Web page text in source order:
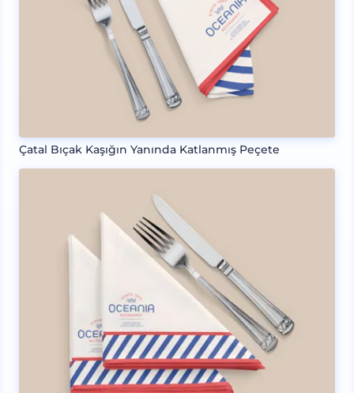
Çatal Bıçak Kaşığın Yanında Katlanmış Peçete